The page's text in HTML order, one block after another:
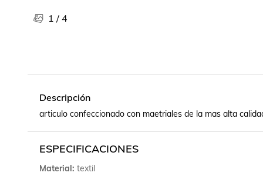
1 / 4
Descripción
articulo confeccionado con maetriales de la mas alta
ESPECIFICACIONES
Material textil